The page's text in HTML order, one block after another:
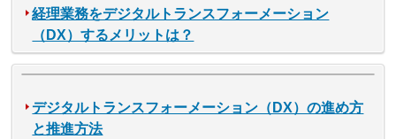
経理業務をデジタルトランスフォーメーション
（DX）するメリットは？
デジタルトランスフォーメーション（DX）の進め方
と推進方法